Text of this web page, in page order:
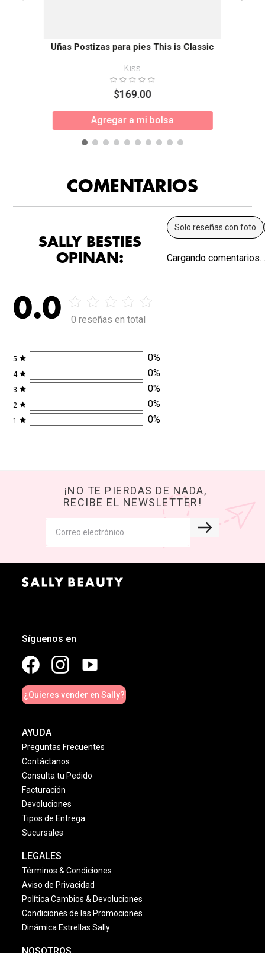
Uñas Postizas para pies This is Classic
Kiss
$169.00
Agregar a mi bolsa
COMENTARIOS
SALLY BESTIES
OPINAN:
0.0 0 reseñas en total
5 0%
4 0%
3 0%
2 0%
1 0%
Solo reseñas con foto
Cargando
¡NO TE PIERDAS DE NADA,
RECIBE EL NEWSLETTER!
Síguenos en
¿Quieres vender en Sally?
AYUDA
Preguntas Frecuentes
Contáctanos
Consulta tu Pedido
Facturación
Devoluciones
Tipos de Entrega
Sucursales
LEGALES
Términos & Condiciones
Aviso de Privacidad
Política Cambios & Devoluciones
Condiciones de las Promociones
Dinámica Estrellas Sally